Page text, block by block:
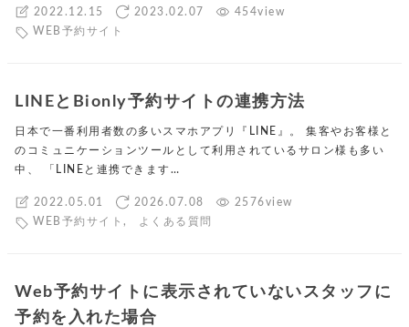
2022.12.15 2023.02.07
454view
WEB予約サイト
LINEとBionly予約サイトの連携方法
日本で一番利用者数の多いスマホアプリ『LINE』。 集客やお客様と
のコミュニケーションツールとして利用されているサロン様も多い
中、 「LINEと連携できます…
2022.05.01 2026.07.08
2576view
WEB予約サイト , よくある質問
Web予約サイトに表示されていないスタッフに
予約を入れた場合